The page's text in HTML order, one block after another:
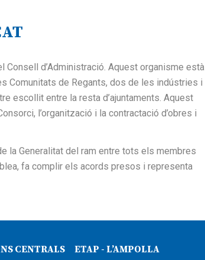
d’Administració. Aquest organisme està
Comunitats de Regants, dos de les indústries i
escollit entre la resta d’ajuntaments. Aquest
l’organització i la contractació d’obres i
la Generalitat del ram entre tots els membres
fa complir els acords presos i representa
CENTRALS ETAP - L’AMPOLLA